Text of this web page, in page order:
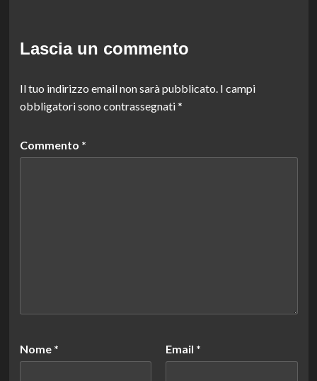
Lascia un commento
Il tuo indirizzo email non sarà pubblicato. I campi
obbligatori sono contrassegnati*
Commento *
Nome * Email *